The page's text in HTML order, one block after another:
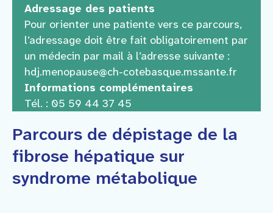
Adressage des patients
Pour orienter une patiente vers ce parcours,
l’adressage doit être fait obligatoirement par
un médecin par mail à l’adresse suivante :
hdj.menopause@ch-cotebasque.mssante.fr
Informations complémentaires
Tél. : 05 59 44 37 45
Parcours de dépistage de la
fibrose hépatique sur
syndrome métabolique